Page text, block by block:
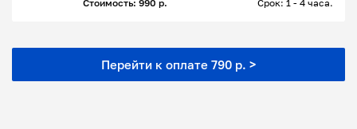
Стоимость: 990 р.
Срок: 1 - 4 часа.
Перейти к оплате 790 р. >